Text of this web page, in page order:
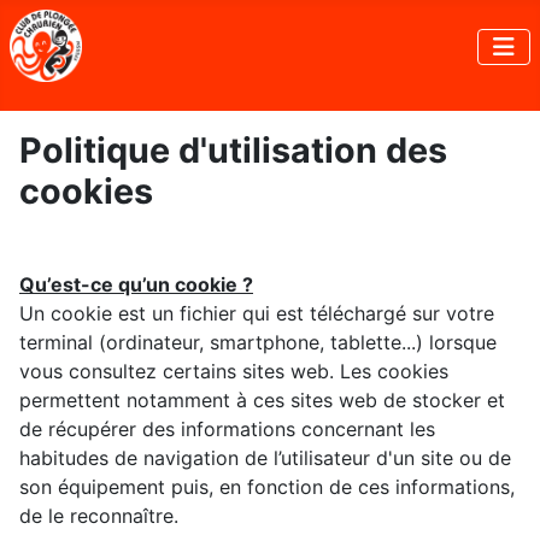
Politique d'utilisation des
cookies
Qu’est-ce qu’un cookie ?
Un cookie est un fichier qui est téléchargé sur votre
terminal (ordinateur, smartphone, tablette...) lorsque
vous consultez certains sites web. Les cookies
permettent notamment à ces sites web de stocker et
de récupérer des informations concernant les
habitudes de navigation de l’utilisateur d'un site ou de
son équipement puis, en fonction de ces informations,
de le reconnaître.